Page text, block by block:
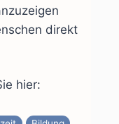
direkt
hier: